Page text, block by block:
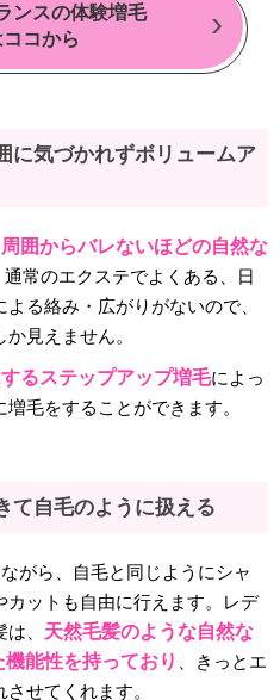
ンスの体験増毛
コから
に気づかれずボリュームア
周囲からバレないほどの自然な
通常のエクステでよくある、日
る絡み・広がりがないので、
見えません。
るステップアップ増毛によっ
毛をすることができます。
て自毛のように扱える
がら、自毛と同じようにシャ
カットも自由に行えます。レデ
、 天然毛髪のような自然な
能性を持っており
、きっとエ
せてくれます。